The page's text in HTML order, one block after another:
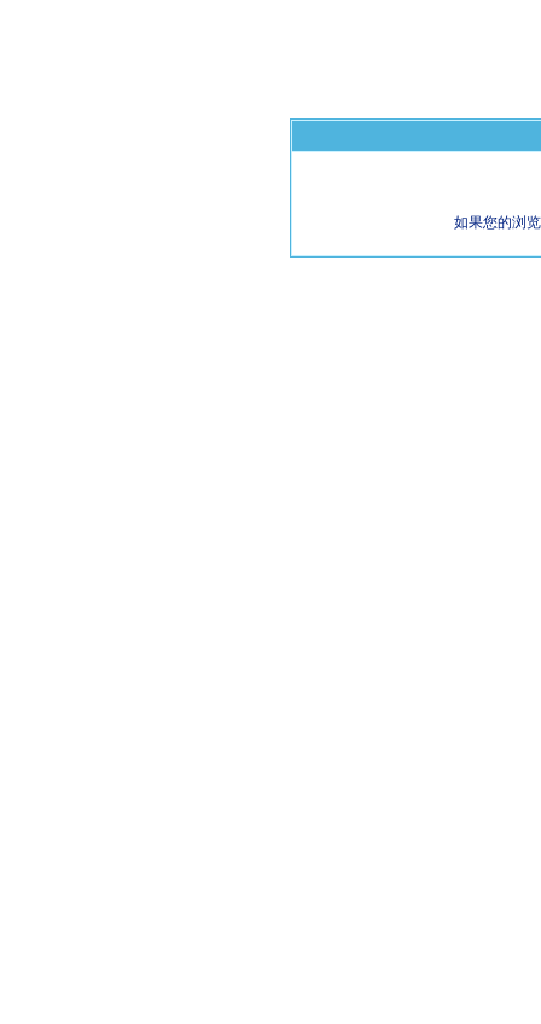
如果您的浏